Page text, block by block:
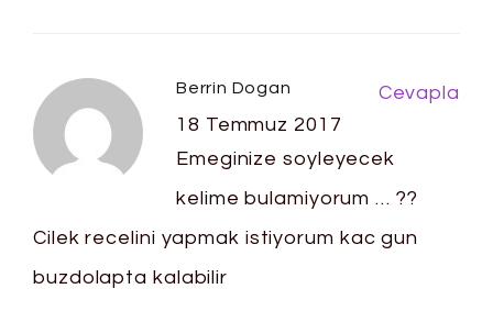
Berrin Dogan
18 Temmuz 2017
Emeginize soyleyecek
kelime bulamiyorum … ??
Cilek recelini yapmak istiyorum kac gun
buzdolapta kalabilir
Cevapla